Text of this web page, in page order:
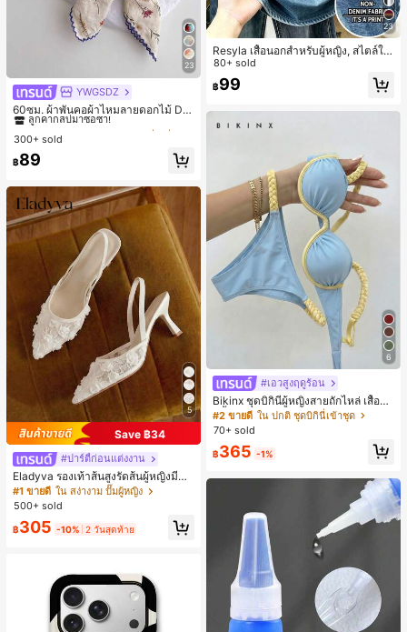
23
YWGSDZ
60ซม. ผ้าพันคอผ้าไหมลายดอกไม้ Dit
sy สีเบจ, เครื่องประดับใหม่สำหรับผู้หญิ
งฤดูใบไม้ผลิ/ฤดูใบไม้ร่วง, ผ้าพันคอผืน
บางอเนกประสงค์หรูหรา
#1 ขายดี
ลูกค้ากลับมาซื้อซ้ำ!
#1 ขายดี
ลูกค้ากลับมาซื้อซ้ำ!
#1 ขายดี
ลูกค้ากลับมาซื้อซ้ำ!
#1 ขายดี
ใน สีเบจ ผ้าพันคอทรงสี่เหลี่ยมและผ้าพันคอสำหรับผู้
300+ sold
฿89
5
Save ฿34
#ปาร์ตี้ก่อนแต่งงาน
Eladyva รองเท้าส้นสูงรัดส้นผู้หญิงมีดอ
กไม้ประดับตาข่ายเสริมและสามารถสว
มได้สองแบบ ส้นสูง 7 ซม. รูปแบบโรมัน
#1 ขายดี ใน สง่างาม ปั๊มผู้หญิง
500+ sold
฿305 -10% 2 วันสุดท้าย
23
Resyla เสื้อนอกสำหรับผู้หญิง, สไตล์ให
ม่ฤดูร้อน, กีฬากลางแจ้งแบบสบายๆ, ลา
ยออกแบบ, พิมพ์ตัวอักษร & ตัวเลข สีน้ำ
เงิน แฟชั่น & อเนกประสงค์ เสื้อยืด, สตรี
สื้อยืดสำหรับผู้หญิง
80+ sold
฿99
6
#เอวสูงฤดูร้อน
Bikinx ชุดบิกินี่ผู้หญิงสายถักไหล่ เสื้อว่า
ยน้ำวันพีซมีโครงพร้อมสายผูกหลังสีตัด
กัน สำหรับเที่ยวพักผ่อน ชายหาด ฤดูร้อ
#2 ขายดี ใน ปกติ ชุดบิกินี่เข้าชุด
70+ sold
฿365 -1%